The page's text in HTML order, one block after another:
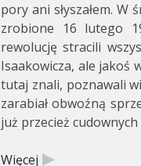
pory ani słyszałem.
zrobione 16 lutego
rewolucję stracili
Isaakowicza, ale jakoś
tutaj znali, poznawali
zarabiał obwoźną
już przecież
Więcej